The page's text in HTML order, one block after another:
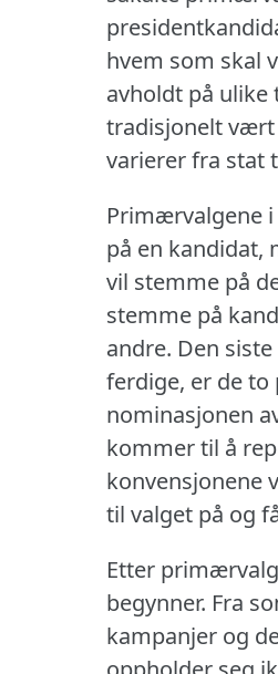
hvem som skal
avholdt på
tradisjonelt
varierer fra stat
Primærvalgene i
på en kandidat,
vil stemme på
stemme på
andre. Den
ferdige, er de to
nominasjonen
kommer til å
konvensjonene
til valget på og
Etter
begynner. Fra
kampanjer og